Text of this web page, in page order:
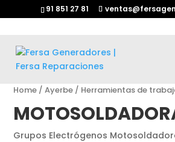
91 851 27 81
Home /Ayerbe / Herramientas de
Grupos Electrógenos